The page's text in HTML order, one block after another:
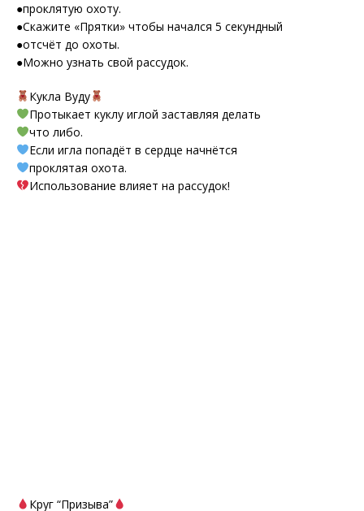
●проклятую охоту.
●Скажите «Прятки» чтобы начался 5 секундный
●отсчёт до охоты.
●Можно узнать свой рассудок.
Кукла Вуду
Протыкает куклу иглой заставляя делать
что либо.
Если игла попадёт в сердце начнётся
проклятая охота.
Использование влияет на рассудок!
Круг “Призыва”